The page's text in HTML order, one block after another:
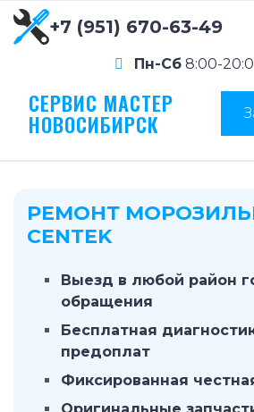
+7 (951) 670-63-49
Пн-Сб 8:00-
СЕРВИС МАСТЕР
НОВОСИБИРСК
РЕМОНТ
CENTEK
Выезд в любой район
обращения
Бесплатная
предоплат
Фиксированная